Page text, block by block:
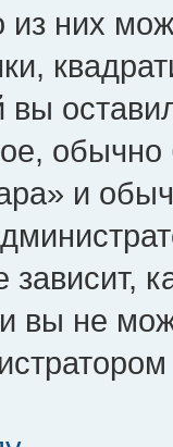
них
вы
и
зависит,
вы не